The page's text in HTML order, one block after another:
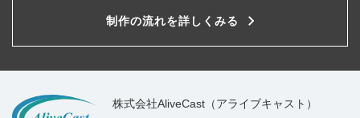
制作の流れを詳しくみる
株式会社AliveCast（アライブキャスト）